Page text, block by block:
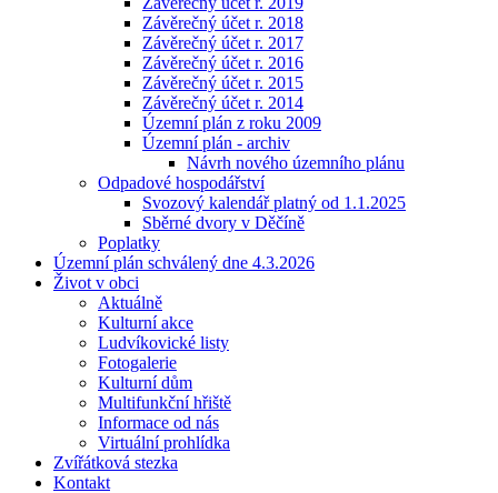
Závěrečný účet r. 2018
Závěrečný účet r. 2017
Závěrečný účet r. 2016
Závěrečný účet r. 2015
Závěrečný účet r. 2014
Územní plán z roku 2009
Územní plán - archiv
Návrh nového územního plánu
Odpadové hospodářství
Svozový kalendář platný od 1.1.2025
Sběrné dvory v Děčíně
Poplatky
Územní plán schválený dne 4.3.2026
Život v obci
Aktuálně
Kulturní akce
Ludvíkovické listy
Fotogalerie
Kulturní dům
Multifunkční hřiště
Informace od nás
Virtuální prohlídka
Zvířátková stezka
Kontakt